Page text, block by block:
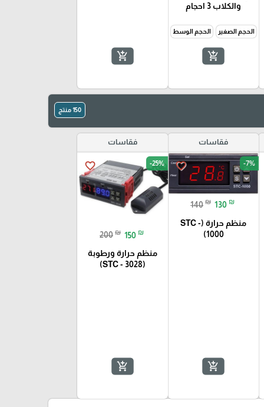
والكلاب 3 احجام
الحجم الصغير الحجم الوسط
add_shopping_cart
add_shopping_cart
150 منتج
فقاسات
favorite_border -7%
140 ₪ 130 ₪
منظم حرارة (STC -
1000)
add_shopping_cart
فقاسات
favorite_border -25%
200 ₪ 150 ₪
منظم حرارة ورطوبة
(STC - 3028)
add_shopping_cart